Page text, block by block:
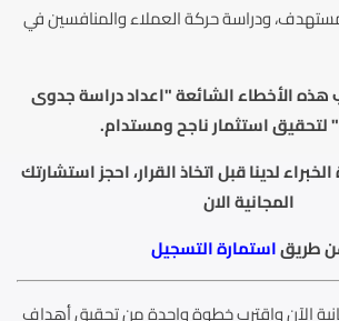
ودراسة حركة العملاء والمنافسين في
الأخطاء الشائعة "اعداد دراسة جدوى
لتحقيق استثمار ناجح ومستدام.
لدينا قبل اتخاذ القرار، احجز استشارتك
المجانية الان
طريقاستمارة التسجيل
الآن واقترب خطوة واحدة من تحقيق أهداف